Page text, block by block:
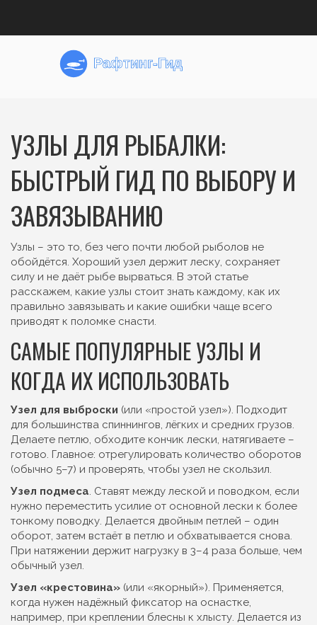
УЗЛЫ ДЛЯ РЫБАЛКИ:
БЫСТРЫЙ ГИД ПО ВЫБОРУ И
ЗАВЯЗЫВАНИЮ
Узлы – это то, без чего почти любой рыболов не
обойдётся. Хороший узел держит леску, сохраняет
силу и не даёт рыбе вырваться. В этой статье
расскажем, какие узлы стоит знать каждому, как их
правильно завязывать и какие ошибки чаще всего
приводят к поломке снасти.
САМЫЕ ПОПУЛЯРНЫЕ УЗЛЫ И
КОГДА ИХ ИСПОЛЬЗОВАТЬ
Узел для выброски (или «простой узел»). Подходит
для большинства спиннингов, лёгких и средних грузов.
Делаете петлю, обходите кончик лески, натягиваете –
готово. Главное: отрегулировать количество оборотов
(обычно 5–7) и проверять, чтобы узел не скользил.
Узел подмеса. Ставят между леской и поводком, если
нужно переместить усилие от основной лески к более
тонкому поводку. Делается двойным петлей – один
оборот, затем встаёт в петлю и обхватывается снова.
При натяжении держит нагрузку в 3–4 раза больше, чем
обычный узел.
Узел «крестовина» (или «якорный»). Применяется,
когда нужен надёжный фиксатор на оснастке,
например, при креплении блесны к хлысту. Делается из